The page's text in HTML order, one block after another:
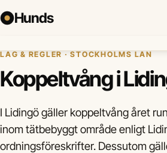
Hunds
Försäkring Hundraser Lokalt Valp
LAG & REGLER · STOCKHOLMS LÄN
Koppeltvång i
I Lidingö gäller koppeltvång året
inom tätbebyggt område enligt
ordningsföreskrifter. Dessutom